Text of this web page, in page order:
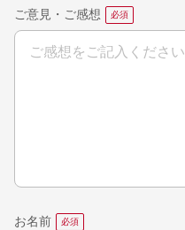
ご意見・ご感想
お名前